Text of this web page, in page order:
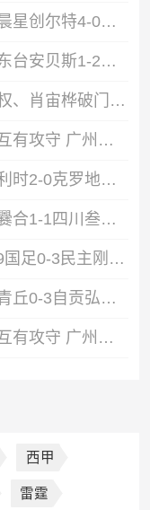
2026年06月03日 中冠-广东晨星创尔特4-0赣州红星 罗凯梅开二度
2026年06月03日 中冠-盐城东台安贝斯1-2广州黄埔志诚 李启涛梅开二度
2026年06月03日 中冠-邓在权、肖宙桦破门 中国澳门U23 1-2 五华华京
2026年06月03日 中冠-双方互有攻守 广州联增城澳体0-0泰州早茶黑马
2026年06月03日 友谊赛-比利时2-0克罗地亚 蒂莱曼斯推射破门卢卡库单刀建功
2026年06月02日 中冠-云南爨合1-1四川叁壹捌重龙 余杰迪头球绝平
2026年06月02日 完败！U19国足0-3民主刚果U23 依合散黄油手U19国足0射门0角球
2026年06月02日 中冠-云南青丘0-3自贡弘祥电碳 李卓阳、杜威薇破门
2026年06月02日 中冠-双方互有攻守 广州悦高0-0重庆长寿润麒
西甲
雷霆